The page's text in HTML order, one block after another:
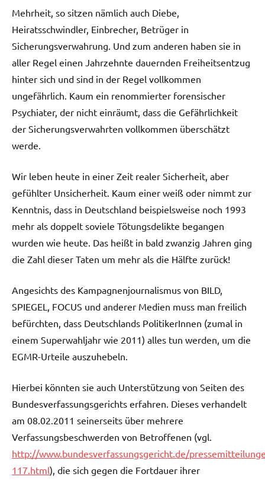
Mehrheit, so sitzen nämlich auch Diebe,
Heiratsschwindler, Einbrecher, Betrüger in
Sicherungsverwahrung. Und zum anderen haben sie in
aller Regel einen Jahrzehnte dauernden Freiheitsentzug
hinter sich und sind in der Regel vollkommen
ungefährlich. Kaum ein renommierter forensischer
Psychiater, der nicht einräumt, dass die Gefährlichkeit
der Sicherungsverwahrten vollkommen überschätzt
werde.
Wir leben heute in einer Zeit realer Sicherheit, aber
gefühlter Unsicherheit. Kaum einer weiß oder nimmt zur
Kenntnis, dass in Deutschland beispielsweise noch 1993
mehr als doppelt soviele Tötungsdelikte begangen
wurden wie heute. Das heißt in bald zwanzig Jahren ging
die Zahl dieser Taten um mehr als die Hälfte zurück!
Angesichts des Kampagnenjournalismus von BILD,
SPIEGEL, FOCUS und anderer Medien muss man freilich
befürchten, dass Deutschlands PolitikerInnen (zumal in
einem Superwahljahr wie 2011) alles tun werden, um die
EGMR-Urteile auszuhebeln.
Hierbei könnten sie auch Unterstützung von Seiten des
Bundesverfassungsgerichts erfahren. Dieses verhandelt
am 08.02.2011 seinerseits über mehrere
Verfassungsbeschwerden von Betroffenen (vgl.
http://www.bundesverfassungsgericht.de/
117.html), die sich gegen die Fortdauer ihrer